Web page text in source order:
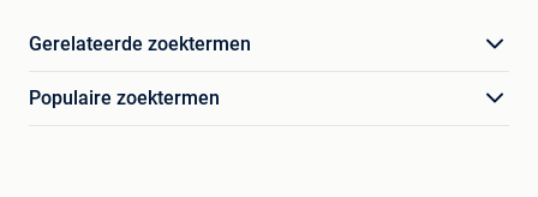
Gerelateerde zoektermen
Populaire zoektermen